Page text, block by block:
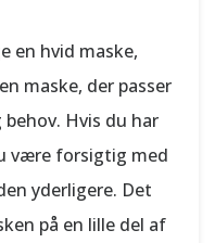
en hvid maske,
maske, der passer
Hvis du har
være forsigtig med
yderligere. Det
på en lille del af